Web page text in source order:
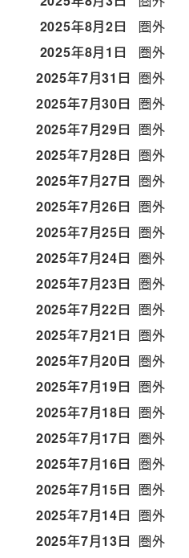
2025年8月2日
圏外
2025年8月1日
圏外
2025年7月31日 圏外
2025年7月30日 圏外
2025年7月29日 圏外
2025年7月28日 圏外
2025年7月27日 圏外
2025年7月26日 圏外
2025年7月25日 圏外
2025年7月24日 圏外
2025年7月23日 圏外
2025年7月22日 圏外
2025年7月21日 圏外
2025年7月20日 圏外
2025年7月19日 圏外
2025年7月18日 圏外
2025年7月17日 圏外
2025年7月16日 圏外
2025年7月15日 圏外
2025年7月14日 圏外
2025年7月13日 圏外